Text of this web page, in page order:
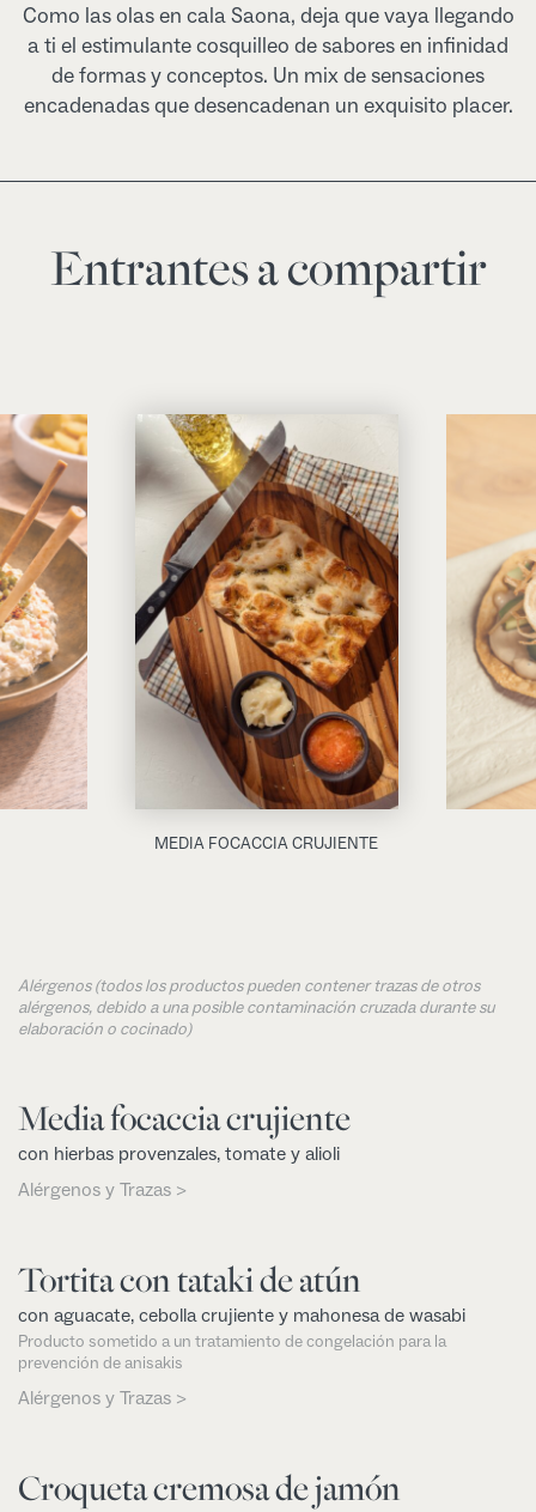
Como las olas en cala Saona, deja que vaya llegando
a ti el estimulante cosquilleo de sabores en infinidad
de formas y conceptos. Un mix de sensaciones
encadenadas que desencadenan un exquisito placer.
Entrantes a compartir
MEDIA FOCACCIA CRUJIENTE
Alérgenos (todos los productos pueden contener trazas de otros
alérgenos, debido a una posible contaminación cruzada durante su
elaboración o cocinado)
Media focaccia crujiente
con hierbas provenzales, tomate y alioli
Alérgenos y Trazas >
Tortita con tataki de atún
con aguacate, cebolla crujiente y mahonesa de wasabi
Producto sometido a un tratamiento de congelación para la
prevención de anisakis
Alérgenos y Trazas >
Croqueta cremosa de jamón